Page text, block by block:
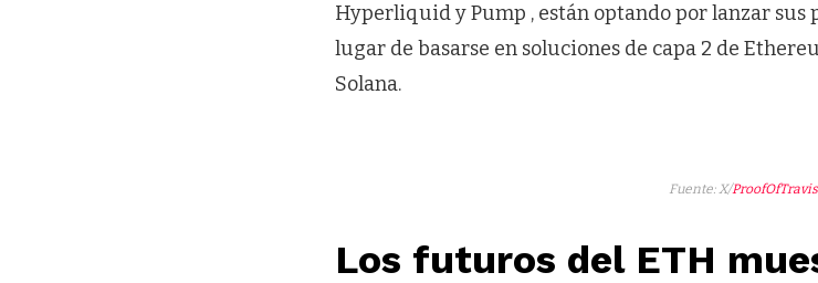
Hyperliquid y Pump , están optando por lanzar sus
lugar de basarse en soluciones de capa 2 de
Solana.
Fuente: X/ProofOfTravis
Los futuros del ETH